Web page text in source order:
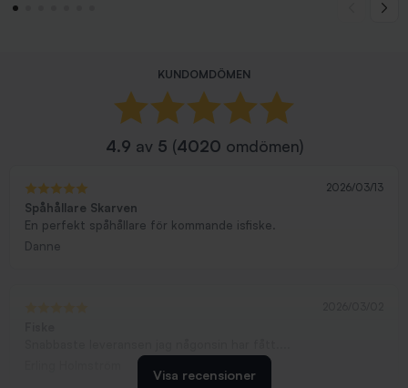
KUNDOMDÖMEN
4.9 av 5 (4020 omdömen)
2026/03/13
Spåhållare Skarven
En perfekt spåhållare för kommande isfiske.
Danne
Visa recensioner